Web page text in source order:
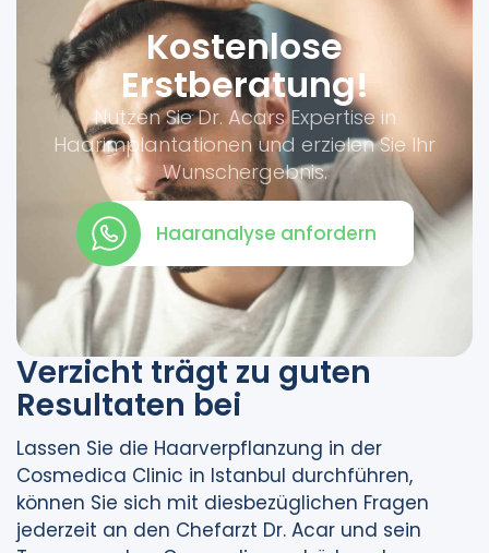
Kostenlose
Erstberatung!
Nutzen Sie Dr. Acars Expertise in
Haarimplantationen und erzielen Sie Ihr
Wunschergebnis.
Haaranalyse anfordern
Verzicht trägt zu guten
Resultaten bei
Lassen Sie die Haarverpflanzung in der
Cosmedica Clinic in Istanbul durchführen,
können Sie sich mit diesbezüglichen Fragen
jederzeit an den Chefarzt Dr. Acar und sein